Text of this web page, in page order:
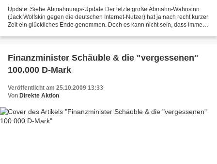
Update: Siehe Abmahnungs-Update Der letzte große Abmahn-Wahnsinn
(Jack Wolfskin gegen die deutschen Internet-Nutzer) hat ja nach recht kurzer
Zeit ein glückliches Ende genommen. Doch es kann nicht sein, dass immer
Finanzminister Schäuble & die "vergessenen"
100.000 D-Mark
Veröffentlicht am 25.10.2009 13:33
Von Direkte Aktion